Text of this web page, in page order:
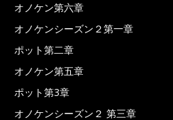
オノケン第六章
オノケンシーズン２第一章
ポット第二章
オノケン第五章
ポット第3章
オノケンシーズン２ 第三章